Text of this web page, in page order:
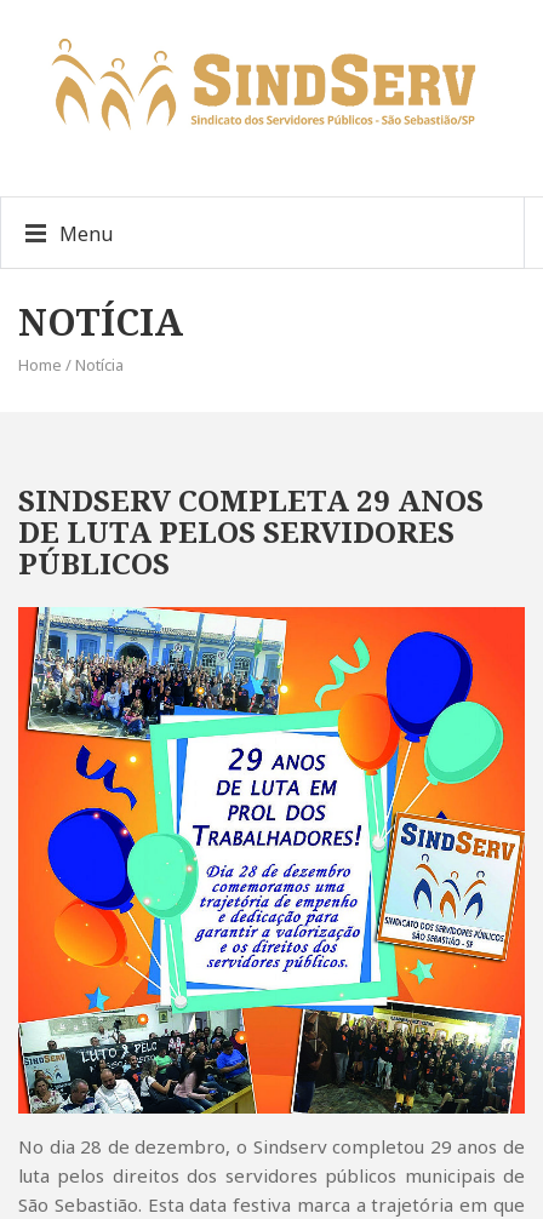
Menu
NOTÍCIA
Home / Notícia
SINDSERV COMPLETA 29 ANOS
DE LUTA PELOS SERVIDORES
PÚBLICOS
No dia 28 de dezembro, o Sindserv completou 29 anos de
luta pelos direitos dos servidores públicos municipais de
São Sebastião. Esta data festiva marca a trajetória em que